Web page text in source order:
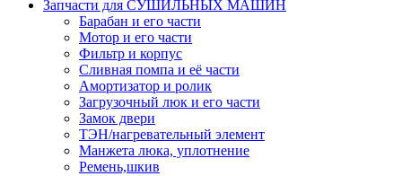
Запчасти для СУШИЛЬНЫХ МАШИН
Барабан и его части
Мотор и его части
Фильтр и корпус
Сливная помпа и её части
Амортизатор и ролик
Загрузочный люк и его части
Замок двери
ТЭН/нагревательный элемент
Манжета люка, уплотнение
Ремень,шкив